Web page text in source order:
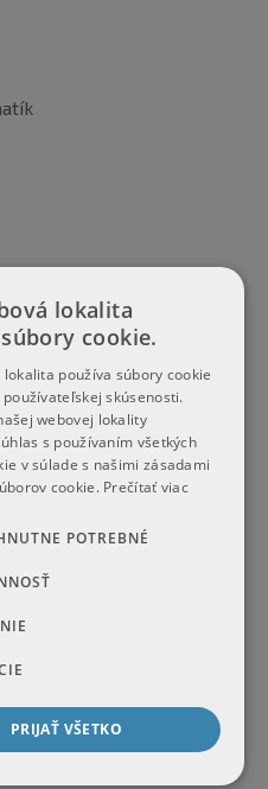
4x4
lokalita
cookie.
používa súbory cookie
skúsenosti.
webovej lokality
s používaním všetkých
v súlade s našimi zásadami
cookie. Prečítať viac
POTREBNÉ
PRIJAŤ VŠETKO